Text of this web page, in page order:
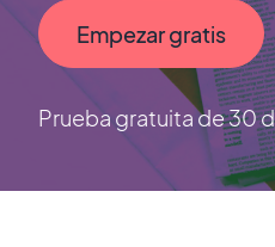
Empezar gratis
Prueba gratuita de 30